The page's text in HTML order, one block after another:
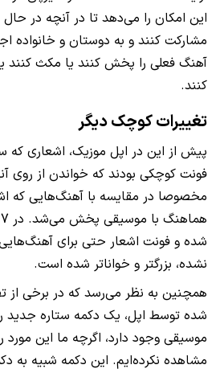
این امکان را می‌دهد تا در آنچه در
مشارکت کنند و به دوستان و خانواده
آهنگ فعلی را پخش کنند یا مکث کنند
کنند.
تغییرات کوچک دیگر
پیش از این در اپل موزیک، اشعاری که
فونت کوچکی بودند که خواندن از روی
مخصوصا در مقایسه با آهنگ‌هایی که
شده و فونت اشعار حتی برای
نشده، بزرگتر و خواناتر شده است.
همچنین به نظر می‌رسد که در برخی از
شده توسط اپل، یک دکمه ستاره
مشاهده نکرده‌ایم. این دکمه شبیه به